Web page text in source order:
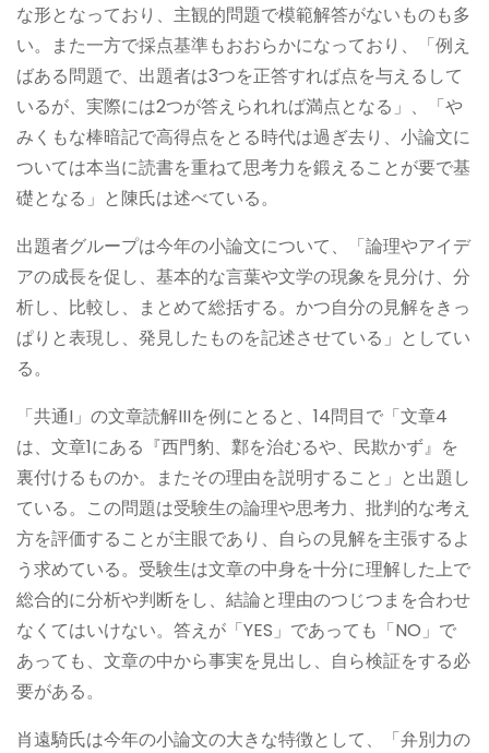
な形となっており、主観的問題で模範解答がないものも多
い。また一方で採点基準もおおらかになっており、「例え
ばある問題で、出題者は3つを正答すれば点を与えるして
いるが、実際には2つが答えられれば満点となる」、「や
みくもな棒暗記で高得点をとる時代は過ぎ去り、小論文に
ついては本当に読書を重ねて思考力を鍛えることが要で基
礎となる」と陳氏は述べている。
出題者グループは今年の小論文について、「論理やアイデ
アの成長を促し、基本的な言葉や文学の現象を見分け、分
析し、比較し、まとめて総括する。かつ自分の見解をきっ
ぱりと表現し、発見したものを記述させている」としてい
る。
「共通I」の文章読解IIIを例にとると、14問目で「文章4
は、文章1にある『西門豹、鄴を治むるや、民欺かず』を
裏付けるものか。またその理由を説明すること」と出題し
ている。この問題は受験生の論理や思考力、批判的な考え
方を評価することが主眼であり、自らの見解を主張するよ
う求めている。受験生は文章の中身を十分に理解した上で
総合的に分析や判断をし、結論と理由のつじつまを合わせ
なくてはいけない。答えが「YES」であっても「NO」で
あっても、文章の中から事実を見出し、自ら検証をする必
要がある。
肖遠騎氏は今年の小論文の大きな特徴として、「弁別力の